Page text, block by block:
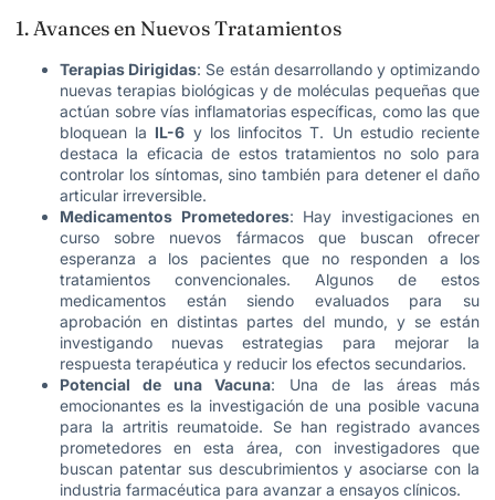
1. Avances en Nuevos Tratamientos
Terapias Dirigidas: Se están desarrollando y optimizando
nuevas terapias biológicas y de moléculas pequeñas que
actúan sobre vías inflamatorias específicas, como las que
bloquean la IL-6 y los linfocitos T. Un estudio reciente
destaca la eficacia de estos tratamientos no solo para
controlar los síntomas, sino también para detener el daño
articular irreversible.
Medicamentos Prometedores: Hay investigaciones en
curso sobre nuevos fármacos que buscan ofrecer
esperanza a los pacientes que no responden a los
tratamientos convencionales. Algunos de estos
medicamentos están siendo evaluados para su
aprobación en distintas partes del mundo, y se están
investigando nuevas estrategias para mejorar la
respuesta terapéutica y reducir los efectos secundarios.
Potencial de una Vacuna: Una de las áreas más
emocionantes es la investigación de una posible vacuna
para la artritis reumatoide. Se han registrado avances
prometedores en esta área, con investigadores que
buscan patentar sus descubrimientos y asociarse con la
industria farmacéutica para avanzar a ensayos clínicos.